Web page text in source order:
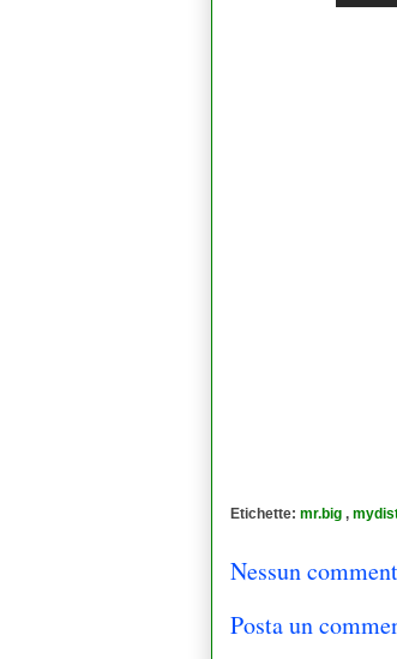
Etichette: mr.big ,
Nessun
Posta un